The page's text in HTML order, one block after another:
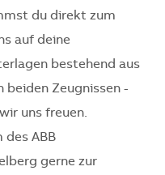
du direkt zum
auf deine
bestehend aus
beiden Zeugnissen -
uns freuen.
des ABB
gerne zur